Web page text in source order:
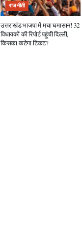
राजनीती
उत्तराखंड भाजपा में मचा घमासान! 32
विधायकों की रिपोर्ट पहुंची दिल्ली,
किसका कटेगा टिकट?